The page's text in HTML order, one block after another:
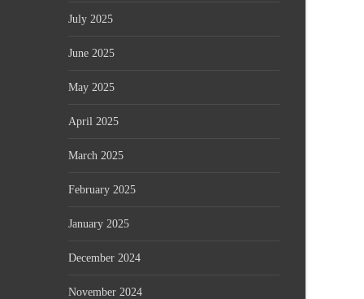
July 2025
June 2025
May 2025
April 2025
March 2025
February 2025
January 2025
December 2024
November 2024